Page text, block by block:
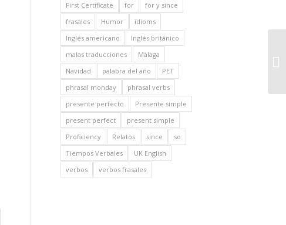
First Certificate
for
for y since
frasales
Humor
idioms
Inglés americano
Inglés británico
malas traducciones
Málaga
Navidad
palabra del año
PET
phrasal monday
phrasal verbs
presente perfecto
Presente simple
present perfect
present simple
Proficiency
Relatos since
so
Tiempos Verbales
UK English
verbos
verbos frasales